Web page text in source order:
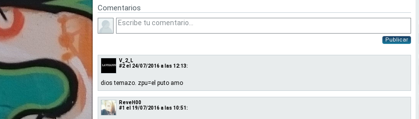
Comentarios
Publicar
V_2_L
#2 el 24/07/2016 a las 12:13:
dios temazo. zpu=el puto amo
ReveH00
#1 el 19/07/2016 a las 10:51: